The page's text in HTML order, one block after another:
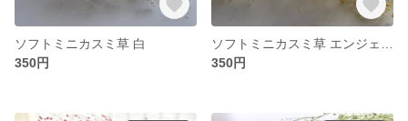
ソフトミニカスミ草 白
350円
350円